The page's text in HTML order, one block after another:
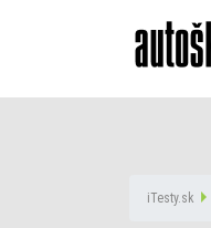
iTesty.sk